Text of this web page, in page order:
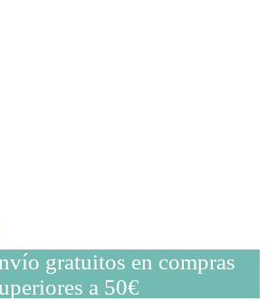
gratuitos en compras
a 50€